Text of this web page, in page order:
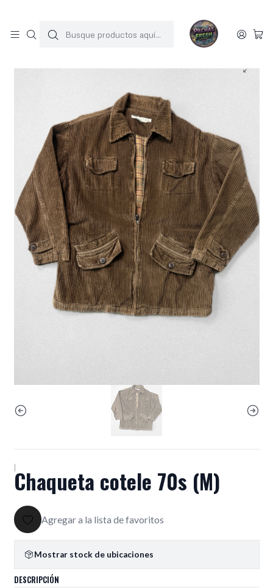
Inicio JACKET COTELE Chaqueta cotele 70s (M)
|Chaqueta cotele 70s (M)
Agregar a la lista de favoritos
Mostrar stock de ubicaciones
DESCRIPCIÓN